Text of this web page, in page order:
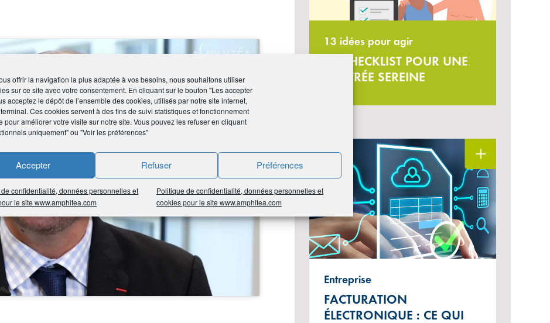
offrir la navigation la plus adaptée à vos besoins, nous souhaitons utiliser
sur ce site avec votre consentement. En cliquant sur le bouton "Les accepter
acceptez le dépôt de l’ensemble des cookies, utilisés par notre site internet,
Ces cookies servent à des fins de suivi statistiques et fonctionnement
pour améliorer votre visite sur notre site. Vous pouvez les refuser en cliquant
uniquement" ou "Voir les préférences"
Accepter Refuser Préférences
confidentialité, données personnelles et
le site www.amphitea.com
Politique de confidentialité, données personnelles et
cookies pour le site www.amphitea.com
les cookies marketing et
13 idées pour agir
LA CHECKLIST POUR UNE
RENTRÉE SEREINE
Entreprise
FACTURATION
ÉLECTRONIQUE : CE QUI